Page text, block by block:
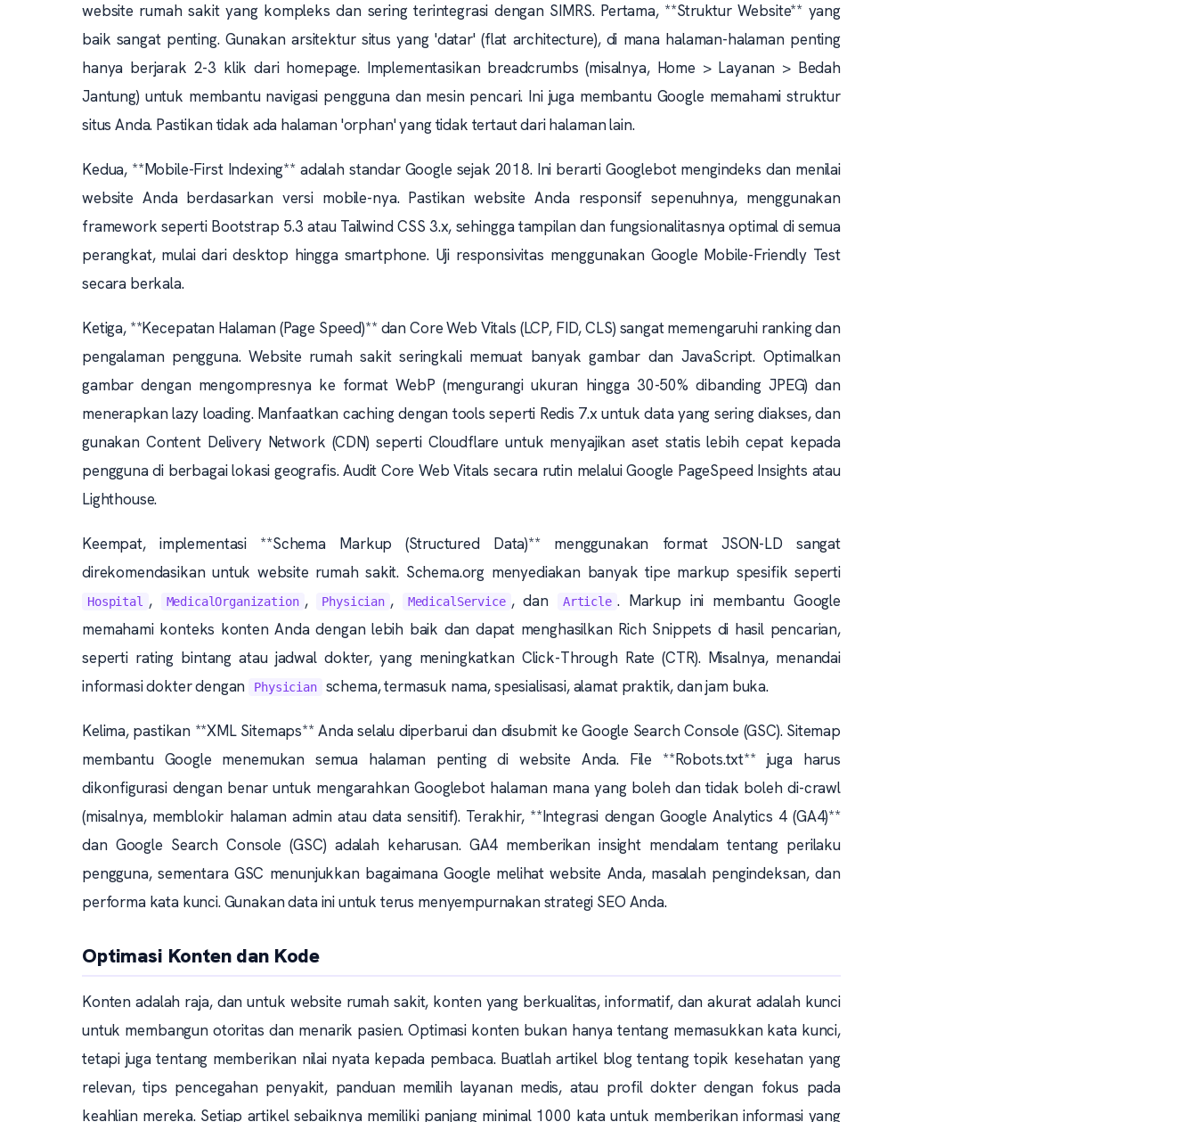
website rumah sakit yang kompleks dan sering terintegrasi dengan SIMRS. Pertama, **Struktur Website** yang
baik sangat penting. Gunakan arsitektur situs yang 'datar' (flat architecture), di mana halaman-halaman penting
hanya berjarak 2-3 klik dari homepage. Implementasikan breadcrumbs (misalnya, Home > Layanan > Bedah
Jantung) untuk membantu navigasi pengguna dan mesin pencari. Ini juga membantu Google memahami struktur
situs Anda. Pastikan tidak ada halaman 'orphan' yang tidak tertaut dari halaman lain.
Kedua, **Mobile-First Indexing** adalah standar Google sejak 2018. Ini berarti Googlebot mengindeks dan menilai
website Anda berdasarkan versi mobile-nya. Pastikan website Anda responsif sepenuhnya, menggunakan
framework seperti Bootstrap 5.3 atau Tailwind CSS 3.x, sehingga tampilan dan fungsionalitasnya optimal di semua
perangkat, mulai dari desktop hingga smartphone. Uji responsivitas menggunakan Google Mobile-Friendly Test
secara berkala.
Ketiga, **Kecepatan Halaman (Page Speed)** dan Core Web Vitals (LCP, FID, CLS) sangat memengaruhi ranking dan
pengalaman pengguna. Website rumah sakit seringkali memuat banyak gambar dan JavaScript. Optimalkan
gambar dengan mengompresnya ke format WebP (mengurangi ukuran hingga 30-50% dibanding JPEG) dan
menerapkan lazy loading. Manfaatkan caching dengan tools seperti Redis 7.x untuk data yang sering diakses, dan
gunakan Content Delivery Network (CDN) seperti Cloudflare untuk menyajikan aset statis lebih cepat kepada
pengguna di berbagai lokasi geografis. Audit Core Web Vitals secara rutin melalui Google PageSpeed Insights atau
Lighthouse.
Keempat, implementasi **Schema Markup (Structured Data)** menggunakan format JSON-LD sangat
direkomendasikan untuk website rumah sakit. Schema.org menyediakan banyak tipe markup spesifik seperti
Hospital , MedicalOrganization , Physician , MedicalService , dan Article . Markup ini membantu Google
memahami konteks konten Anda dengan lebih baik dan dapat menghasilkan Rich Snippets di hasil pencarian,
seperti rating bintang atau jadwal dokter, yang meningkatkan Click-Through Rate (CTR). Misalnya, menandai
informasi dokter dengan
Physician schema, termasuk nama, spesialisasi, alamat praktik, dan jam buka.
Kelima, pastikan **XML Sitemaps** Anda selalu diperbarui dan disubmit ke Google Search Console (GSC). Sitemap
membantu Google menemukan semua halaman penting di website Anda. File **Robots.txt** juga harus
dikonfigurasi dengan benar untuk mengarahkan Googlebot halaman mana yang boleh dan tidak boleh di-crawl
(misalnya, memblokir halaman admin atau data sensitif). Terakhir, **Integrasi dengan Google Analytics 4 (GA4)**
dan Google Search Console (GSC) adalah keharusan. GA4 memberikan insight mendalam tentang perilaku
pengguna, sementara GSC menunjukkan bagaimana Google melihat website Anda, masalah pengindeksan, dan
performa kata kunci. Gunakan data ini untuk terus menyempurnakan strategi SEO Anda.
Optimasi Konten dan Kode
Konten adalah raja, dan untuk website rumah sakit, konten yang berkualitas, informatif, dan akurat adalah kunci
untuk membangun otoritas dan menarik pasien. Optimasi konten bukan hanya tentang memasukkan kata kunci,
tetapi juga tentang memberikan nilai nyata kepada pembaca. Buatlah artikel blog tentang topik kesehatan yang
relevan, tips pencegahan penyakit, panduan memilih layanan medis, atau profil dokter dengan fokus pada
keahlian mereka. Setiap artikel sebaiknya memiliki panjang minimal 1000 kata untuk memberikan informasi yang